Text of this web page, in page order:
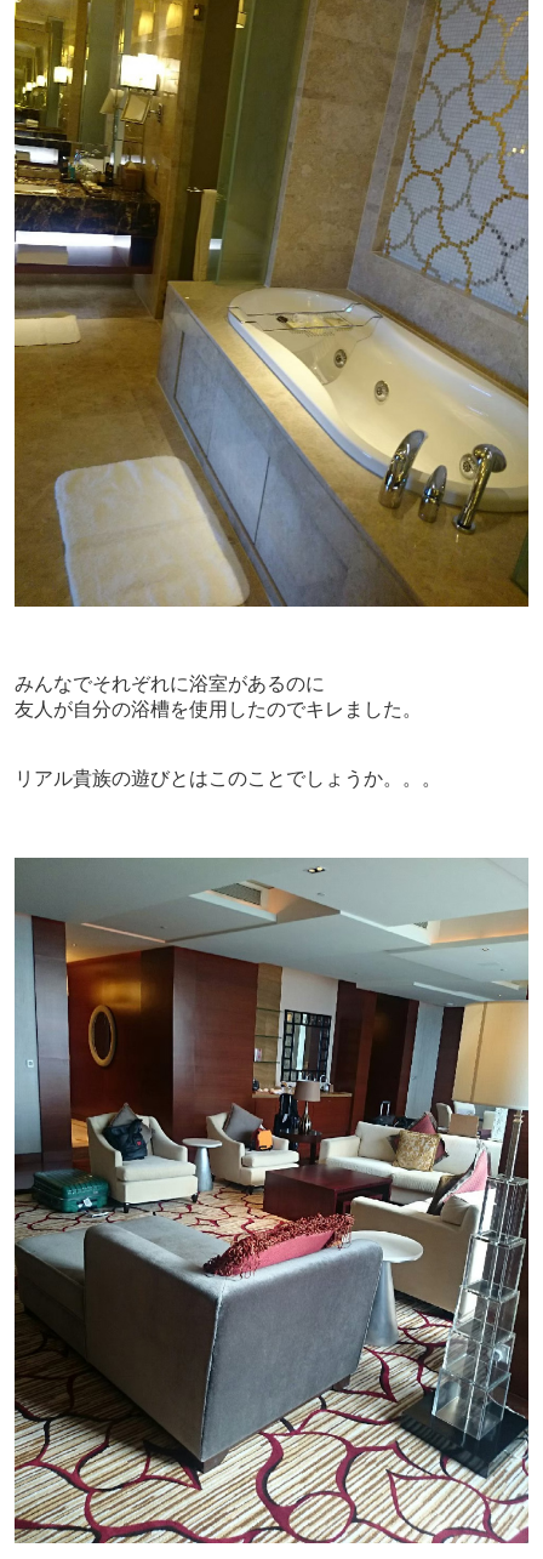
みんなでそれぞれに浴室があるのに
友人が自分の浴槽を使用したのでキレました。
リアル貴族の遊びとはこのことでしょうか。。。